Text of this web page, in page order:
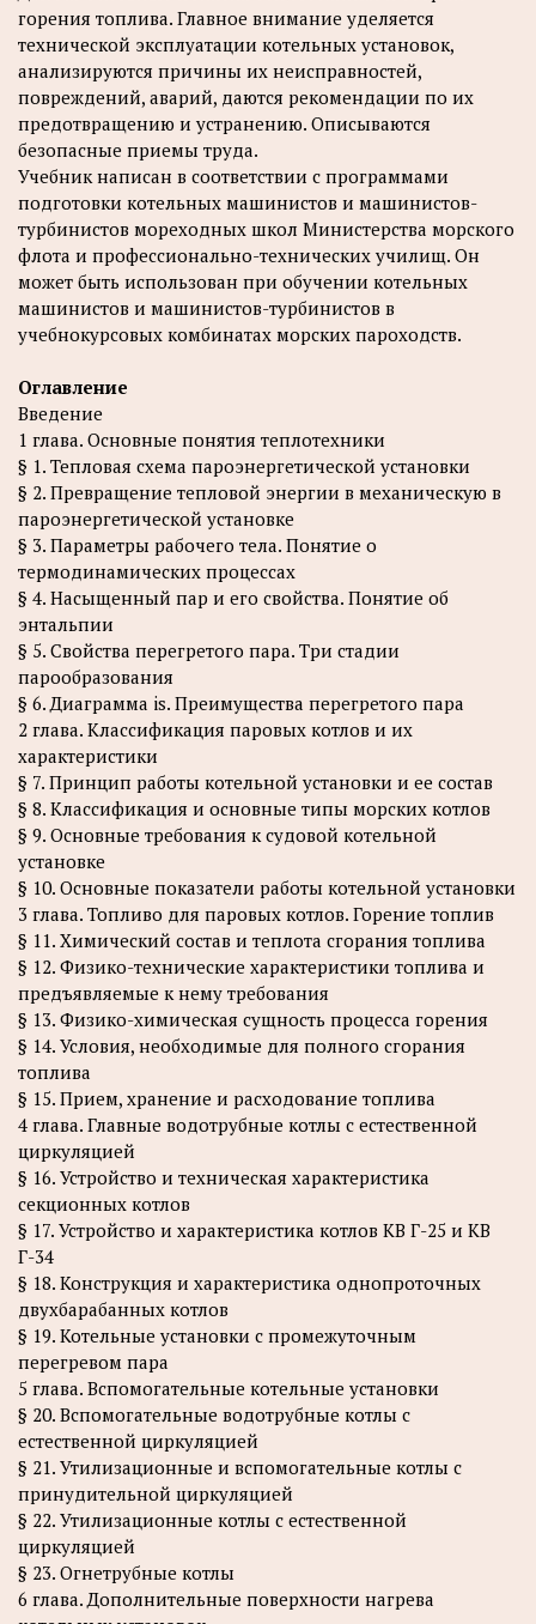
горения топлива. Главное внимание уделяется
технической эксплуатации котельных установок,
анализируются причины их неисправностей,
повреждений, аварий, даются рекомендации по их
предотвращению и устранению. Описываются
безопасные приемы труда.
Учебник написан в соответствии с программами
подготовки котельных машинистов и машинистов-
турбинистов мореходных школ Министерства морского
флота и профессионально-технических училищ. Он
может быть использован при обучении котельных
машинистов и машинистов-турбинистов в
учебнокурсовых комбинатах морских пароходств.
Оглавление
Введение
1 глава. Основные понятия теплотехники
§ 1. Тепловая схема пароэнергетической установки
§ 2. Превращение тепловой энергии в механическую в
пароэнергетической установке
§ 3. Параметры рабочего тела. Понятие о
термодинамических процессах
§ 4. Насыщенный пар и его свойства. Понятие об
энтальпии
§ 5. Свойства перегретого пара. Три стадии
парообразования
§ 6. Диаграмма is. Преимущества перегретого пара
2 глава. Классификация паровых котлов и их
характеристики
§ 7. Принцип работы котельной установки и ее состав
§ 8. Классификация и основные типы морских котлов
§ 9. Основные требования к судовой котельной
установке
§ 10. Основные показатели работы котельной установки
3 глава. Топливо для паровых котлов. Горение топлив
§ 11. Химический состав и теплота сгорания топлива
§ 12. Физико-технические характеристики топлива и
предъявляемые к нему требования
§ 13. Физико-химическая сущность процесса горения
§ 14. Условия, необходимые для полного сгорания
топлива
§ 15. Прием, хранение и расходование топлива
4 глава. Главные водотрубные котлы с естественной
циркуляцией
§ 16. Устройство и техническая характеристика
секционных котлов
§ 17. Устройство и характеристика котлов КВ Г-25 и КВ
Г-34
§ 18. Конструкция и характеристика однопроточных
двухбарабанных котлов
§ 19. Котельные установки с промежуточным
перегревом пара
5 глава. Вспомогательные котельные установки
§ 20. Вспомогательные водотрубные котлы с
естественной циркуляцией
§ 21. Утилизационные и вспомогательные котлы с
принудительной циркуляцией
§ 22. Утилизационные котлы с естественной
циркуляцией
§ 23. Огнетрубные котлы
6 глава. Дополнительные поверхности нагрева